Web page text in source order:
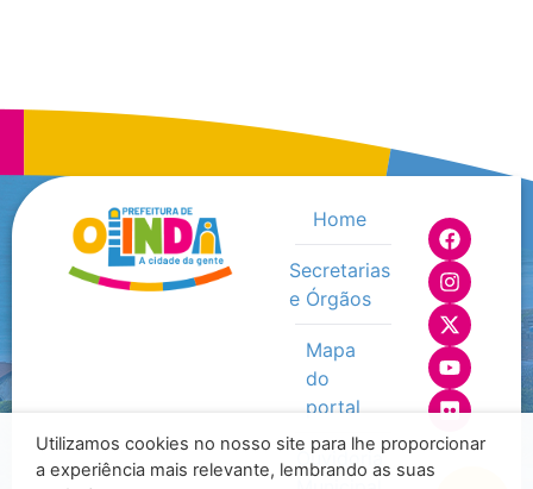
Home
Secretarias
e Órgãos
Mapa
do
portal
Ouvidoria
Utilizamos cookies no nosso site para lhe proporcionar
a experiência mais relevante, lembrando as suas